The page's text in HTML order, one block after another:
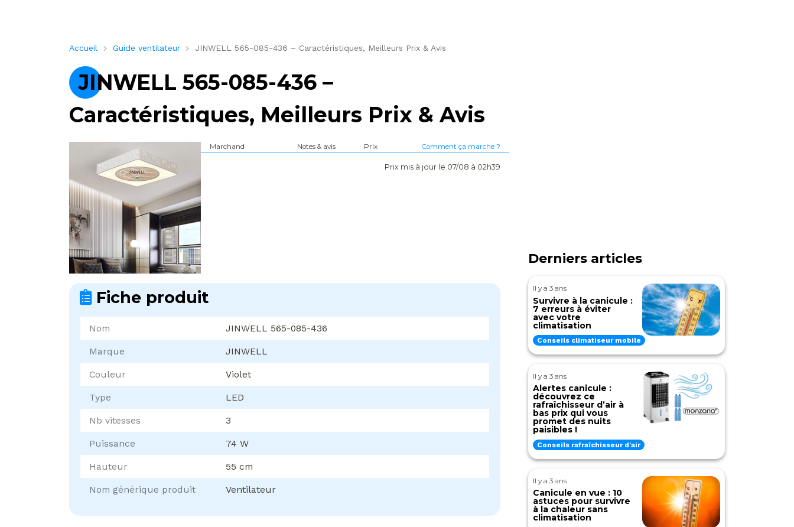
Accueil Guide ventilateur JINWELL 565-085-436 – Caractéristiques, Meilleurs Prix & Avis
JINWELL 565-085-436 –
Caractéristiques, Meilleurs Prix & Avis
Marchand Notes & avis Prix Comment ça marche ?
Prix mis à jour le 07/08 à 02h39
Fiche produit
Nom JINWELL 565-085-436
Marque JINWELL
Couleur Violet
Type LED
Nb vitesses 3
Puissance 74 W
Hauteur 55 cm
Nom générique produit Ventilateur
Derniers articles
Il y a 3 ans
Survivre à la canicule :
7 erreurs à éviter
avec votre
climatisation
Conseils climatiseur mobile
Il y a 3 ans
Alertes canicule :
découvrez ce
rafraîchisseur d’air à
bas prix qui vous
promet des nuits
paisibles !
Conseils rafraîchisseur d'air
Il y a 3 ans
Canicule en vue : 10
astuces pour survivre
à la chaleur sans
climatisation